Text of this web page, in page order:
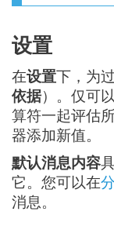
设置
在设置下，为
依据）。仅可
算符一起评估
器添加新值。
默认消息内容
它。您可以在
消息。